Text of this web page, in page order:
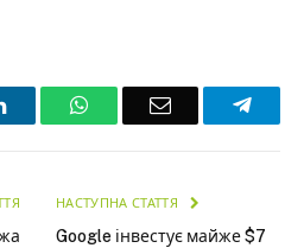
LinkedInWhatsAppEmail
НАСТУПНА СТАТТЯ
Google інвестує майже $7